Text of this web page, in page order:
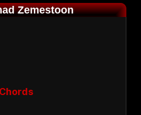
Zemestoon
Chords